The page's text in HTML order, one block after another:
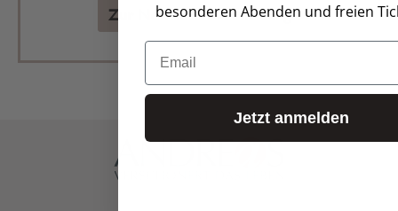
Zur Newsletter Anmeldung
besonderen Abenden und freien
Email
Jetzt anmelden